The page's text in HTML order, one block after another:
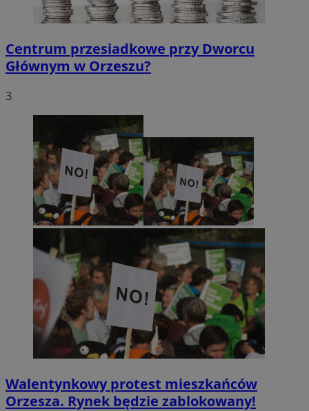
Centrum przesiadkowe przy Dworcu
Głównym w Orzeszu?
3
Walentynkowy protest mieszkańców
Orzesza. Rynek będzie zablokowany!